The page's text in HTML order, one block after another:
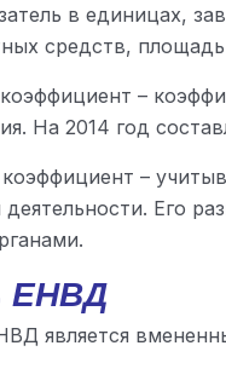
в единицах,
средств,
–
На 2014 год
–
Его
ЕНВД
является